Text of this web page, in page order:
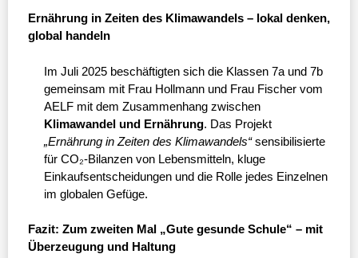
Ernährung in Zeiten des Klimawandels – lokal denken,
global handeln
Im Juli 2025 beschäftigten sich die Klassen 7a und 7b
gemeinsam mit Frau Hollmann und Frau Fischer vom
AELF mit dem Zusammenhang zwischen
Klimawandel und Ernährung. Das Projekt
„Ernährung in Zeiten des Klimawandels“sensibilisierte
für CO₂-Bilanzen von Lebensmitteln, kluge
Einkaufsentscheidungen und die Rolle jedes Einzelnen
im globalen Gefüge.
Fazit: Zum zweiten Mal „Gute gesunde Schule“ – mit
Überzeugung und Haltung